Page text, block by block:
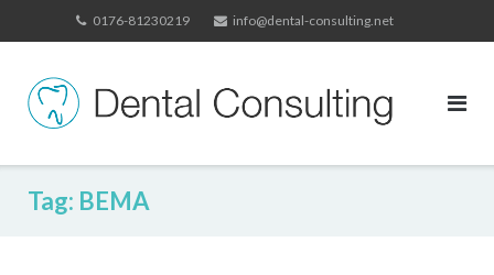
to
0176-81230219 info@dental-consulting.net
Tag: BEMA